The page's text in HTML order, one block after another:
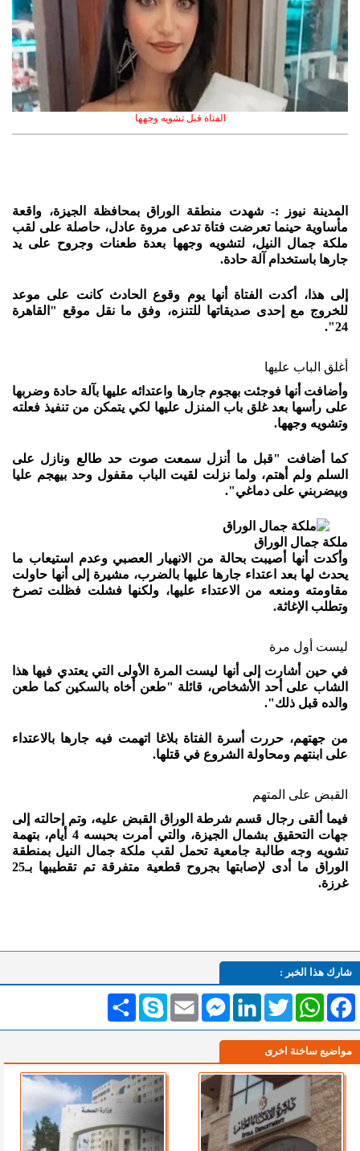
الفتاة قبل تشويه وجهها
المدينة نيوز :- شهدت منطقة الوراق بمحافظة الجيزة، واقعة
مأساوية حينما تعرضت فتاة تدعى مروة عادل، حاصلة على لقب
ملكة جمال النيل، لتشويه وجهها بعدة طعنات وجروح على يد
جارها باستخدام آلة حادة.
إلى هذا، أكدت الفتاة أنها يوم وقوع الحادث كانت على موعد
للخروج مع إحدى صديقاتها للتنزه، وفق ما نقل موقع "القاهرة
24".
أغلق الباب عليها
وأضافت أنها فوجئت بهجوم جارها واعتدائه عليها بآلة حادة وضربها
على رأسها بعد غلق باب المنزل عليها لكي يتمكن من تنفيذ فعلته
وتشويه وجهها.
كما أضافت "قبل ما أنزل سمعت صوت حد طالع ونازل على
السلم ولم أهتم، ولما نزلت لقيت الباب مقفول وحد بيهجم عليا
وبيضربني على دماغي".
ملكة جمال الوراق
وأكدت أنها أصيبت بحالة من الانهيار العصبي وعدم استيعاب ما
يحدث لها بعد اعتداء جارها عليها بالضرب، مشيرة إلى أنها حاولت
مقاومته ومنعه من الاعتداء عليها، ولكنها فشلت فظلت تصرخ
وتطلب الإغاثة.
ليست أول مرة
في حين أشارت إلى أنها ليست المرة الأولى التي يعتدي فيها هذا
الشاب على أحد الأشخاص، قائلة "طعن أخاه بالسكين كما طعن
والده قبل ذلك".
من جهتهم، حررت أسرة الفتاة بلاغا اتهمت فيه جارها بالاعتداء
على ابنتهم ومحاولة الشروع في قتلها.
القبض على المتهم
فيما ألقى رجال قسم شرطة الوراق القبض عليه، وتم إحالته إلى
جهات التحقيق بشمال الجيزة، والتي أمرت بحبسه 4 أيام، بتهمة
تشويه وجه طالبة جامعية تحمل لقب ملكة جمال النيل بمنطقة
الوراق ما أدى لإصابتها بجروح قطعية متفرقة تم تقطيبها بـ25
غرزة.
شارك هذا الخبر :
انشر Skype Email
MessengerLinkedInTwitterWhatsAppFacebook
مواضيع ساخنة اخرى